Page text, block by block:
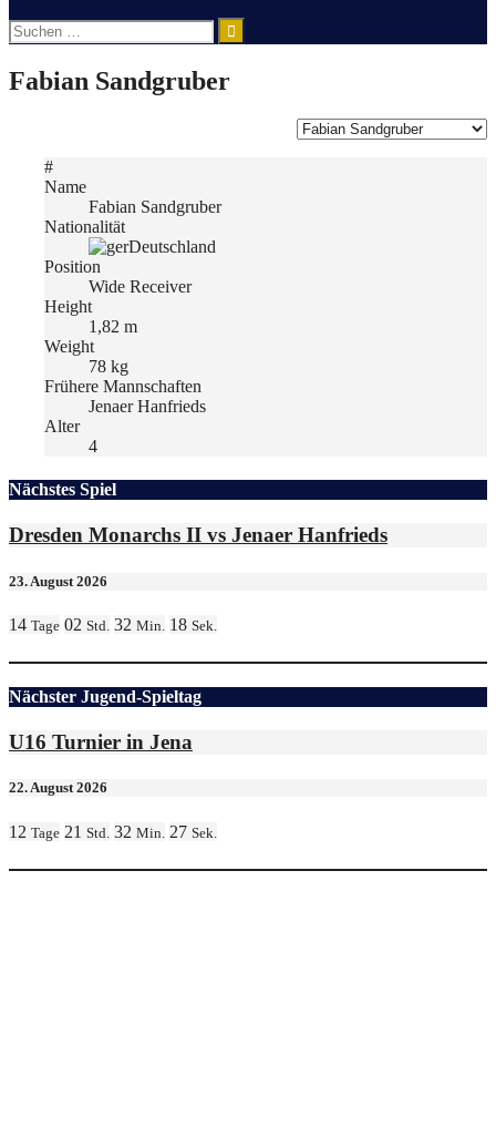
Suchen
nach:
Fabian Sandgruber
#
Name
Fabian Sandgruber
Nationalität
Deutschland
Position
Wide Receiver
Height
1,82 m
Weight
78 kg
Frühere Mannschaften
Jenaer Hanfrieds
Alter
4
Nächstes Spiel
Dresden Monarchs II vs Jenaer Hanfrieds
23. August 2026
14 Tage 02 Std. 32 Min. 18 Sek.
Nächster Jugend-Spieltag
U16 Turnier in Jena
22. August 2026
12 Tage 21 Std. 32 Min. 27 Sek.